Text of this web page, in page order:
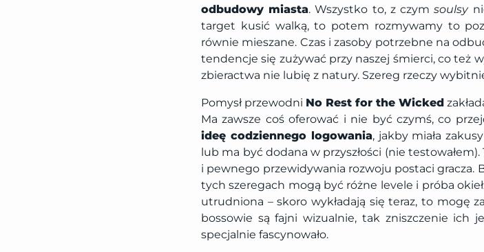
odbudowy miasta. Wszystko to, z czymsoulsy
target kusić walką, to potem rozmywamy to
równie mieszane. Czas i zasoby potrzebne na
tendencje się zużywać przy naszej śmierci, co też
zbieractwa nie lubię z natury. Szereg rzeczy
Pomysł przewodni No Rest for the Wicked
Ma zawsze coś oferować i nie być czymś, co
ideę codziennego logowania, jakby miała
lub ma być dodana w przyszłości (nie
i pewnego przewidywania rozwoju postaci gracza.
tych szeregach mogą być różne levele i próba
utrudniona – skoro wykładają się teraz, to mogę
bossowie są fajni wizualnie, tak zniszczenie
specjalnie fascynowało.